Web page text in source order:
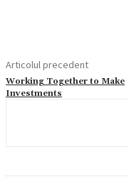
Articolul precedent
Working Together to Make
Investments